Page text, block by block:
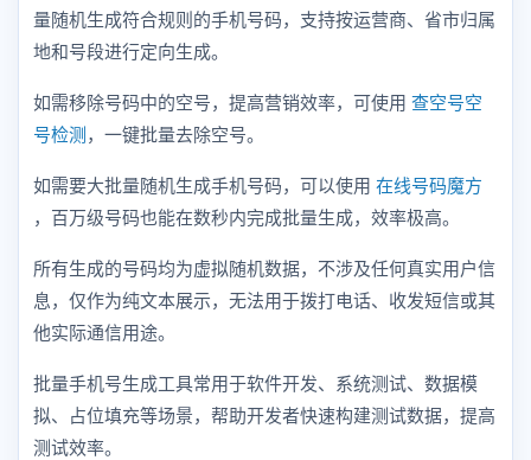
量随机生成符合规则的手机号码，支持按运营商、省市归属
地和号段进行定向生成。
如需移除号码中的空号，提高营销效率，可使用 查空号空
号检测 ，一键批量去除空号。
如需要大批量随机生成手机号码，可以使用 在线号码魔方
，百万级号码也能在数秒内完成批量生成，效率极高。
所有生成的号码均为虚拟随机数据，不涉及任何真实用户信
息，仅作为纯文本展示，无法用于拨打电话、收发短信或其
他实际通信用途。
批量手机号生成工具常用于软件开发、系统测试、数据模
拟、占位填充等场景，帮助开发者快速构建测试数据，提高
测试效率。